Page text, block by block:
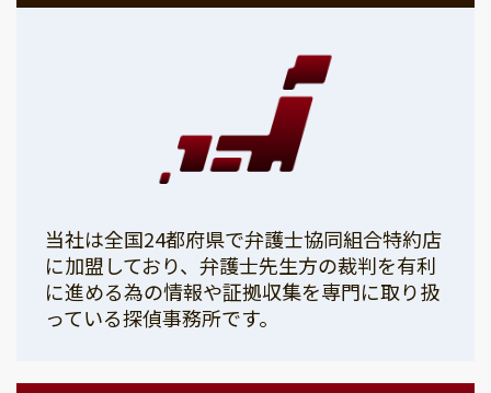
当社は全国24都府県で弁護士協同組合特約店
に加盟しており、弁護士先生方の裁判を有利
に進める為の情報や証拠収集を専門に取り扱
っている探偵事務所です。